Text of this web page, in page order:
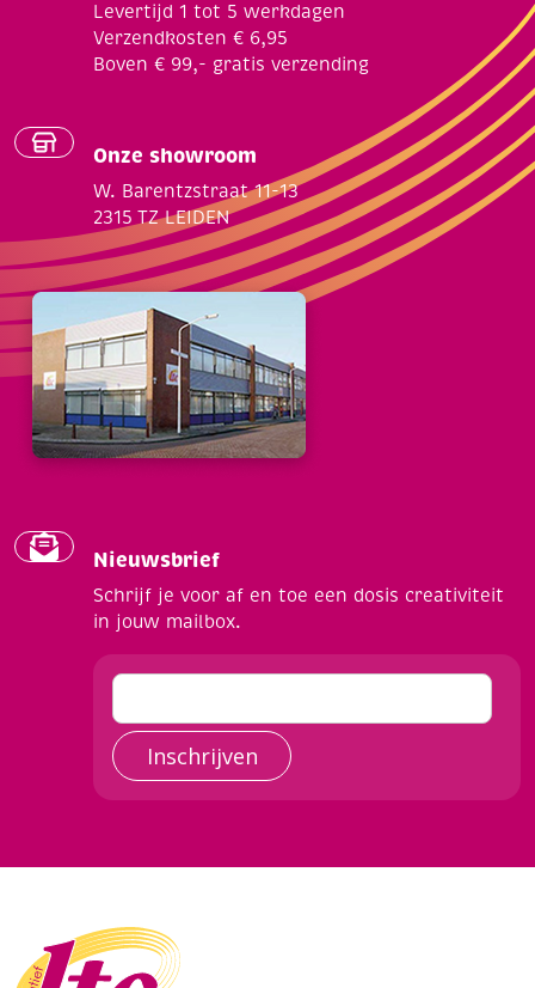
Levertijd 1 tot 5 werkdagen
Verzendkosten € 6,95
Boven € 99,- gratis verzending
Onze showroom
W. Barentzstraat 11-13
2315 TZ LEIDEN
Nieuwsbrief
Schrijf je voor af en toe een dosis creativiteit
in jouw mailbox.
Inschrijven